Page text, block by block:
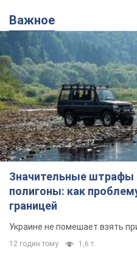
Важное
Значительные штрафы
полигоны: как
границей
Украине не помешает взять
12 годин тому 1,6 т.